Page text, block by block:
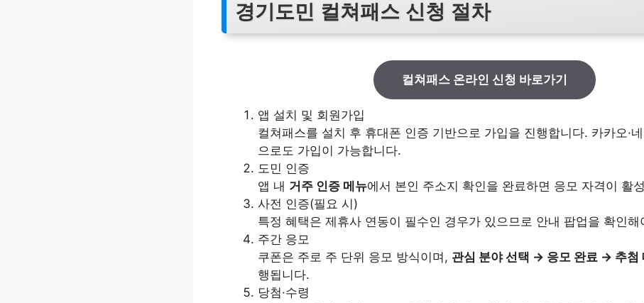
경기도민 컬쳐패스 신청 절차
컬쳐패스 온라인 신청 바로가기
앱 설치 및 회원가입
컬쳐패스를 설치 후 휴대폰 인증 기반으로 가입을 진행합니다. 카카오·
으로도 가입이 가능합니다.
도민 인증
앱 내 거주 인증 메뉴에서 본인 주소지 확인을 완료하면 응모 자격이 활
사전 인증(필요 시)
특정 혜택은 제휴사 연동이 필수인 경우가 있으므로 안내 팝업을 확인해
주간 응모
쿠폰은 주로 주 단위 응모 방식이며, 관심 분야 선택 → 응모 완료 → 추첨
행됩니다.
당첨·수령